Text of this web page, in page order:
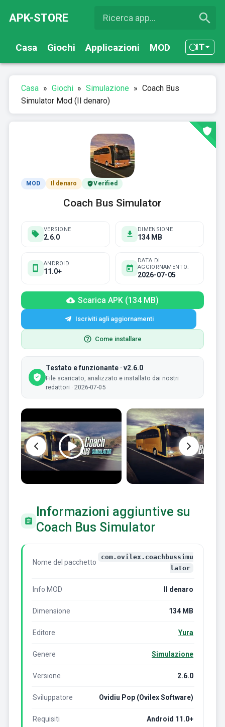
APK-STORE
Casa Giochi Applicazioni MOD IT
Casa » Giochi » Simulazione » Coach Bus
Simulator Mod (Il denaro)
MOD Il denaro Verified
Coach Bus Simulator
VERSIONE
2.6.0
DIMENSIONE
134 MB
ANDROID
11.0+
DATA DI
AGGIORNAMENTO:
2026-07-05
Scarica APK (134 MB)
Iscriviti agli aggiornamenti
Come installare
Testato e funzionante · v2.6.0
File scaricato, analizzato e installato dai nostri
redattori · 2026-07-05
Informazioni aggiuntive su
Coach Bus Simulator
Nome del pacchetto
com.ovilex.coachbussimu
lator
Info MOD Il denaro
Dimensione 134 MB
Editore Yura
Genere Simulazione
Versione 2.6.0
Sviluppatore Ovidiu Pop (Ovilex Software)
Requisiti Android 11.0+